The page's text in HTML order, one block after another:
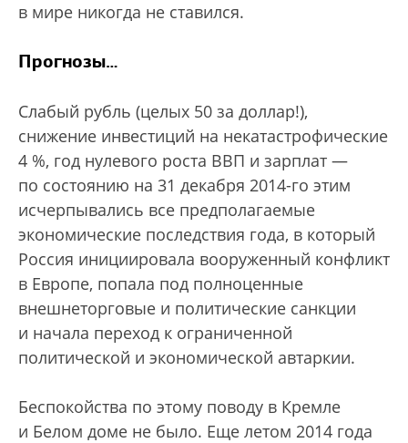
в мире никогда не ставился.
Прогнозы…
Слабый рубль (целых 50 за доллар!),
снижение инвестиций на некатастрофические
4 %, год нулевого роста ВВП и зарплат —
по состоянию на 31 декабря 2014-го этим
исчерпывались все предполагаемые
экономические последствия года, в который
Россия инициировала вооруженный конфликт
в Европе, попала под полноценные
внешнеторговые и политические санкции
и начала переход к ограниченной
политической и экономической автаркии.
Беспокойства по этому поводу в Кремле
и Белом доме не было. Еще летом 2014 года